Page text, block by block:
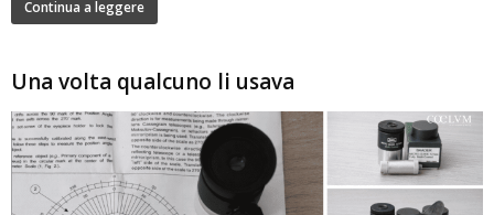
Continua a leggere
Una volta qualcuno li usava